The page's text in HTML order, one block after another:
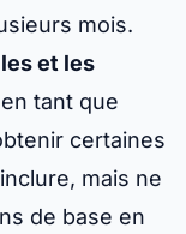
mois.
et les
tant que
certaines
mais ne
de base en